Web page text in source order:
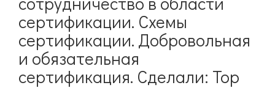
сертификации. Схемы
сертификации. Добровольная
и обязательная
сертификация. Сделали: Тор